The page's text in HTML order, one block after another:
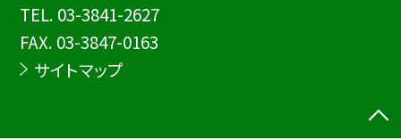
TEL. 03-3841-2627
FAX. 03-3847-0163
サイトマップ